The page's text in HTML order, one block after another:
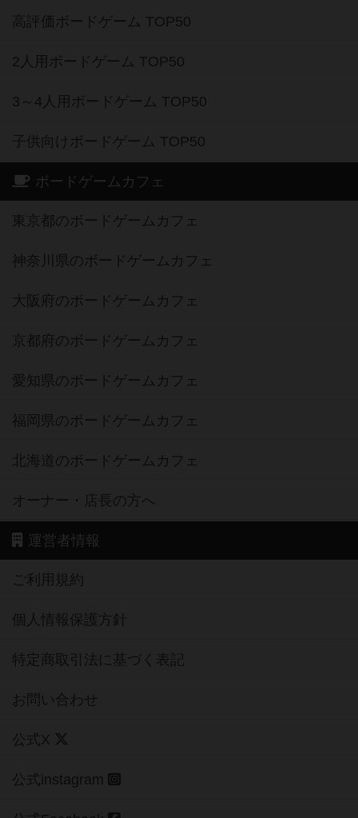
高評価ボードゲーム TOP50
2人用ボードゲーム TOP50
3～4人用ボードゲーム TOP50
子供向けボードゲーム TOP50
ボードゲームカフェ
東京都のボードゲームカフェ
神奈川県のボードゲームカフェ
大阪府のボードゲームカフェ
京都府のボードゲームカフェ
愛知県のボードゲームカフェ
福岡県のボードゲームカフェ
北海道のボードゲームカフェ
オーナー・店長の方へ
運営者情報
ご利用規約
個人情報保護方針
特定商取引法に基づく表記
お問い合わせ
公式X
公式instagram